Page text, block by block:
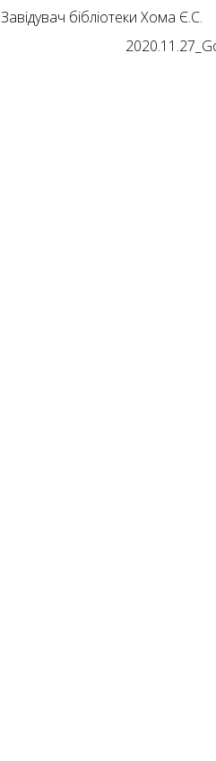
Завідувач бібліотеки Хома Є.С.